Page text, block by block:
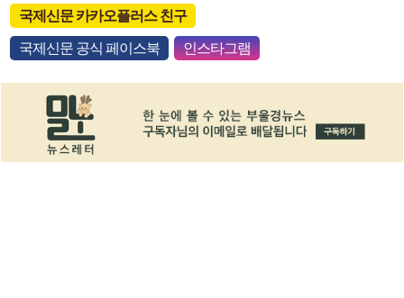
국제신문 카카오플러스 친구
국제신문 공식 페이스북 인스타그램